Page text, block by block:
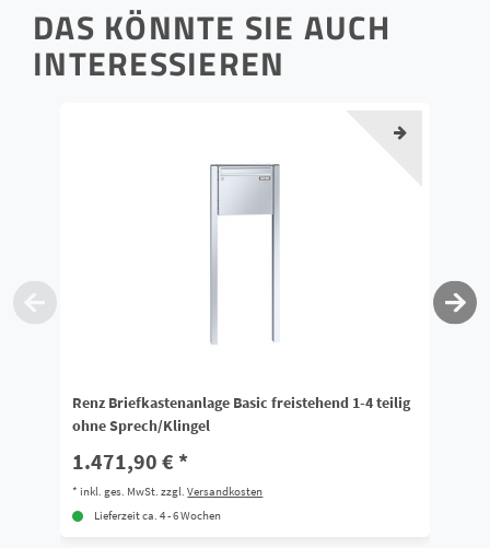
DAS KÖNNTE SIE AUCH
INTERESSIEREN
Renz Briefkastenanlage Basic freistehend 1-4 teilig
ohne Sprech/Klingel
1.471,90 € *
*inkl. ges. MwSt. zzgl.Versandkosten
Lieferzeit ca. 4 - 6 Wochen